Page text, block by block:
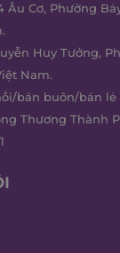
Âu Cơ, Phường
Huy Tưởng,
Nam.
bán buôn/bán lẻ
Thương Thành